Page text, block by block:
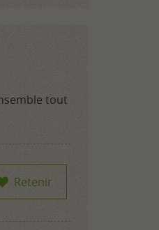
tout
Retenir